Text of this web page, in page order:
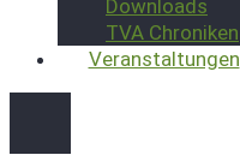
Downloads
TVA Chroniken
Veranstaltungen